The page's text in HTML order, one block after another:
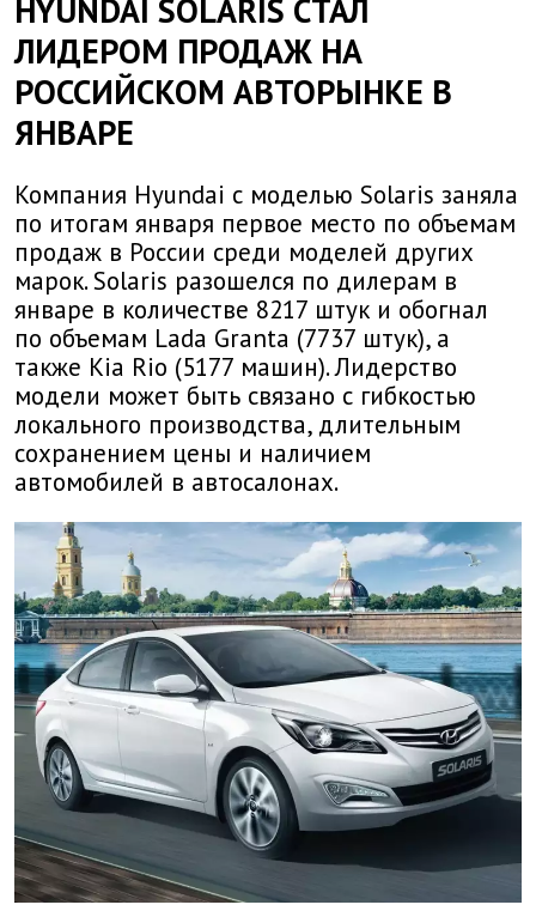
HYUNDAI SOLARIS СТАЛ
ЛИДЕРОМ ПРОДАЖ НА
РОССИЙСКОМ АВТОРЫНКЕ В
ЯНВАРЕ
Компания Hyundai с моделью Solaris заняла
по итогам января первое место по объемам
продаж в России среди моделей других
марок. Solaris разошелся по дилерам в
январе в количестве 8217 штук и обогнал
по объемам Lada Granta (7737 штук), а
также Kia Rio (5177 машин). Лидерство
модели может быть связано с гибкостью
локального производства, длительным
сохранением цены и наличием
автомобилей в автосалонах.